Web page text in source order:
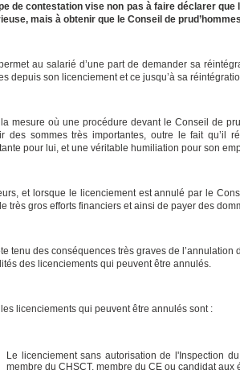
de contestation vise non pas à faire déclarer
mais à obtenir que le Conseil de
au salarié d’une part de demander sa
depuis son licenciement et ce jusqu’à sa
la mesure où une procédure devant le Conseil de
des sommes très importantes, outre le fait qu’il
pour lui, et une véritable humiliation pour son
et lorsque le licenciement est annulé par le
très gros efforts financiers et ainsi de payer des
tenu des conséquences très graves de
des licenciements qui peuvent être annulés.
licenciements qui peuvent être annulés sont :
Le licenciement sans autorisation de l'Inspection
membre du CHSCT, membre du CE ou candidat